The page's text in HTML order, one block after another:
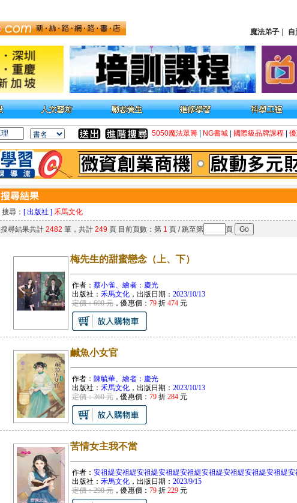
魔法弟子
自
5050魔法眾籌 NG書城 國際級品牌課程
搜尋： [ 出版社 ] 禾馬文化
搜尋結果共計 2482 筆，共計 249 頁 目前頁數：第 1 頁 / 跳至第 頁
梅先生的甜蜜戀念（上、下）
作者： 蔡小雀、繪者：慶光
出版社： 禾馬文化，出版日期： 2023/10/13
定價：600 元，優惠價： 79折 474元
鹹魚小女官
作者： 陳毓華、繪者：慶光
出版社： 禾馬文化，出版日期： 2023/10/13
定價：360 元，優惠價： 79折 284元
苦情女主我不當
作者： 安祖緹安祖緹安祖緹安祖緹安祖緹安祖緹安祖緹安祖緹安祖緹
出版社： 禾馬文化，出版日期： 2023/9/15
定價：290 元，優惠價： 79折 229元